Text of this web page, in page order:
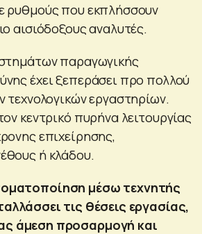
ρυθμούς που εκπλήσσουν
αισιόδοξους αναλυτές.
παραγωγικής
έχει ξεπεράσει προ πολλού
τεχνολογικών εργαστηρίων.
κεντρικό πυρήνα λειτουργίας
επιχείρησης,
ή κλάδου.
μέσω τεχνητής
τις θέσεις εργασίας,
άμεση προσαρμογή και